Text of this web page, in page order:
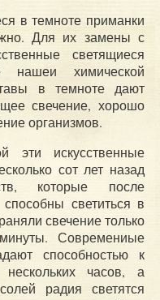
в темноте приманки
Для их замены с
светящиеся
нашеи химической
в темноте дают
свечение, хорошо
организмов.
эти искусственные
сот лет назад
которые после
светиться в
свечение только
Современиые
способностью к
часов, а
радия светятся